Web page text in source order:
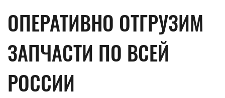
ОПЕРАТИВНО ОТГРУЗИМ
ЗАПЧАСТИ ПО ВСЕЙ
РОССИИ